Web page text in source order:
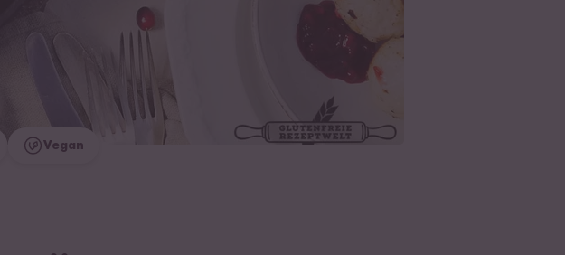
Vegan